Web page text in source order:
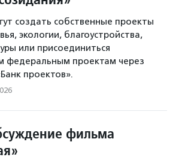
создать собственные проекты
экологии, благоустройства,
или присоединиться
федеральным проектам через
проектов».
фильма